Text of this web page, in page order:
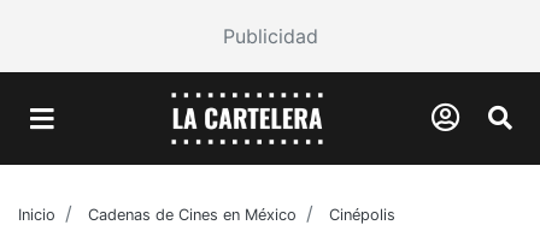
Publicidad
Inicio Cadenas de Cines en México
Cinépolis